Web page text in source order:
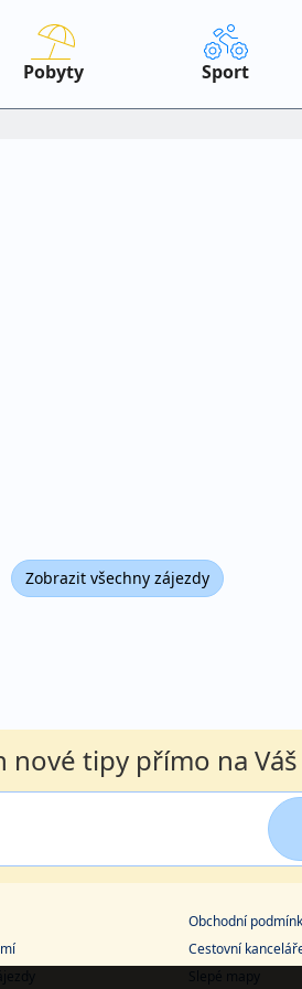
Pobyty Sport
Zobrazit všechny zájezdy
nové tipy přímo na
Obchodní
Cestovní
Slepé mapy